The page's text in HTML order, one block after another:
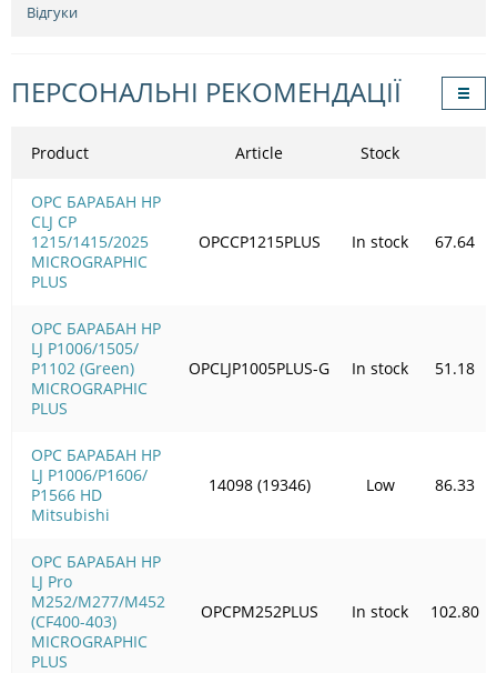
Відгуки
ПЕРСОНАЛЬНІ РЕКОМЕНДАЦІЇ
Product
OPC БАРАБАН HP
CLJ CP
1215/1415/2025
MICROGRAPHIC
PLUS
OPC БАРАБАН HP
LJ P1006/1505/
Р1102 (Green)
MICROGRAPHIC
PLUS
OPC БАРАБАН HP
LJ P1006/Р1606/
Р1566 HD
Mitsubishi
OPC БАРАБАН HP
LJ Pro
M252/M277/M452
(CF400-403)
MICROGRAPHIC
PLUS
Article Stock
OPCCP1215PLUS In stock 67.64
OPCLJP1005PLUS-G In stock 51.18
14098 (19346) Low 86.33
OPCPM252PLUS In stock 102.80